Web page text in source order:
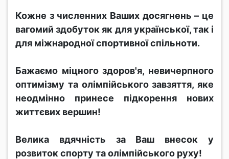
Кожне з численних Ваших досягнень – це
вагомий здобуток як для української, так і
для міжнародної спортивної спільноти.
Бажаємо міцного здоров'я, невичерпного
оптимізму та олімпійського завзяття, яке
неодмінно принесе підкорення нових
життєвих вершин!
Велика вдячність за Ваш внесок у
розвиток спорту та олімпійського руху!